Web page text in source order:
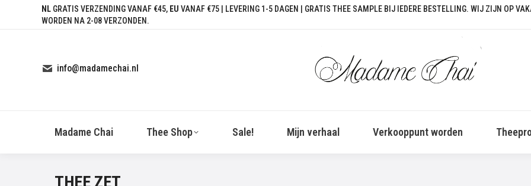
NL GRATIS VERZENDING VANAF €45, EU VANAF €75 | LEVERING 1-5 DAGEN | GRATIS THEE SAMPLE BIJ IEDERE BESTELLING. WIJ ZIJN OP
WORDEN NA 2-08 VERZONDEN.
info@madamechai.nl
Madame Chai Thee Shop Sale! Mijn verhaal Verkooppunt worden